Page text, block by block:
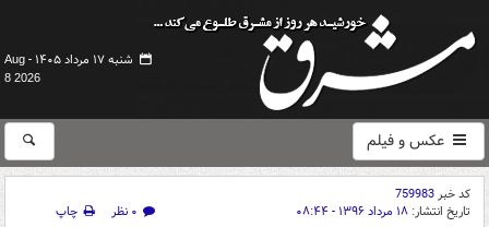
شنبه ۱۷ مرداد ۱۴۰۵ -
Aug
8 2026
عکس و فیلم
کد خبر759983
تاریخ انتشار: ۱۸ مرداد ۱۳۹۶ - ۰۸:۴۴ ۰ نظر
چاپ